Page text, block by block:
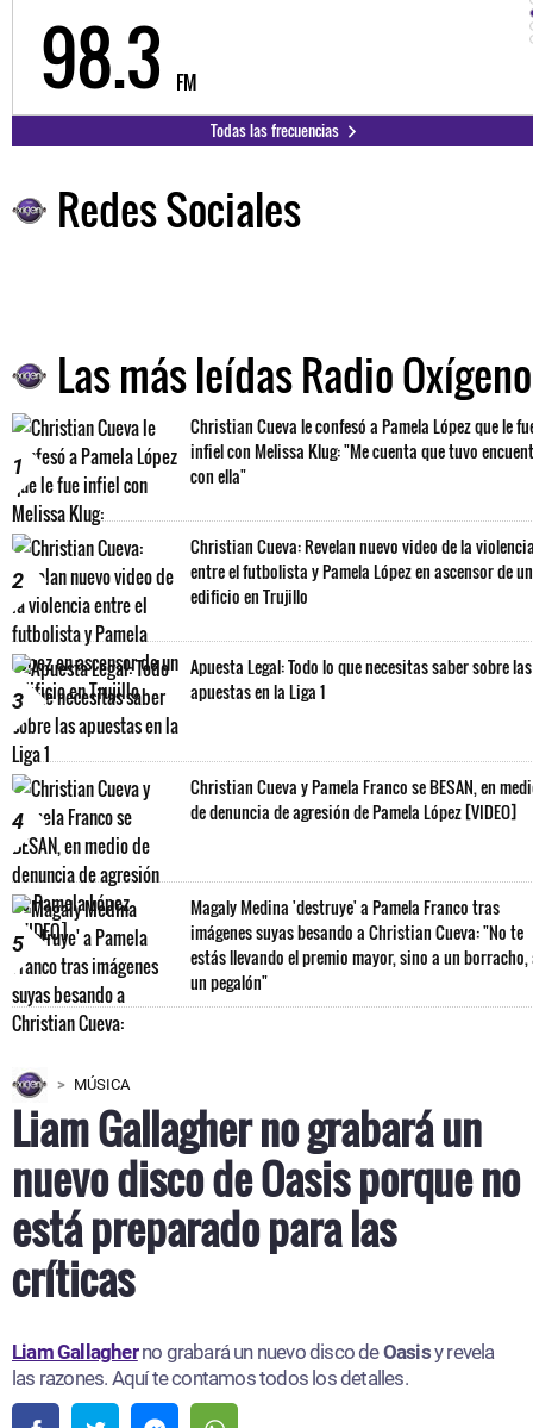
98.3 FM
Todas las frecuencias
Redes Sociales
Las más leídas Radio Oxígeno
1
Christian Cueva le confesó a Pamela López que le
infiel con Melissa Klug: "Me cuenta que tuvo
con ella"
2
Christian Cueva: Revelan nuevo video de la
entre el futbolista y Pamela López en ascensor de un
edificio en Trujillo
3
Apuesta Legal: Todo lo que necesitas saber sobre las
apuestas en la Liga 1
4
Christian Cueva y Pamela Franco se BESAN, en
de denuncia de agresión de Pamela López [VIDEO]
5
Magaly Medina 'destruye' a Pamela Franco tras
imágenes suyas besando a Christian Cueva: "No te
estás llevando el premio mayor, sino a un borracho,
un pegalón"
MÚSICA
Liam Gallagher no grabará un
nuevo disco de Oasis porque no
está preparado para las
críticas
Liam Gallagherno grabará un nuevo disco deOasisy revela
las razones. Aquí te contamos todos los detalles.